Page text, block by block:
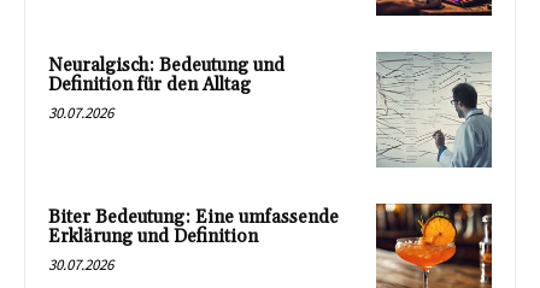
Neuralgisch: Bedeutung und
Definition für den Alltag
30.07.2026
Biter Bedeutung: Eine umfassende
Erklärung und Definition
30.07.2026